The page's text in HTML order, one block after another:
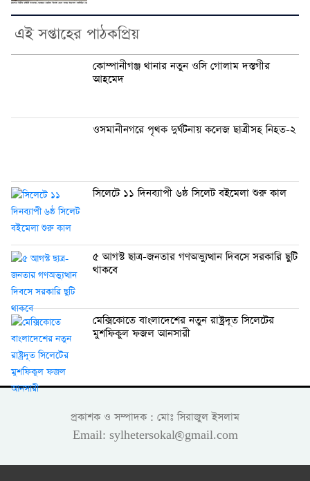
এই সপ্তাহের পাঠকপ্রিয়
কোম্পানীগঞ্জ থানার নতুন ওসি গোলাম দস্তগীর
আহমেদ
ওসমানীনগরে পৃথক দুর্ঘটনায় কলেজ ছাত্রীসহ নিহত-২
সিলেটে ১১ দিনব্যাপী ৬ষ্ঠ সিলেট বইমেলা শুরু কাল
৫ আগস্ট ছাত্র-জনতার গণঅভ্যুত্থান দিবসে সরকারি ছুটি
থাকবে
মেক্সিকোতে বাংলাদেশের নতুন রাষ্ট্রদূত সিলেটের
মুশফিকুল ফজল আনসারী
প্রকাশক ও সম্পাদক : মোঃ সিরাজুল ইসলাম
Email: sylhetersokal@gmail.com